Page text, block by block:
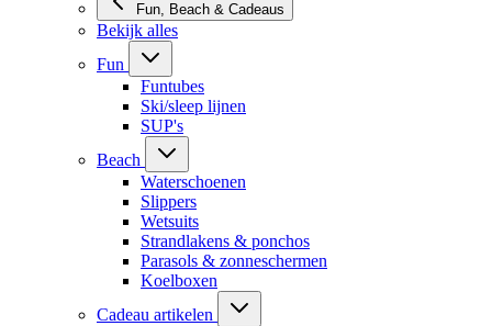
Fun, Beach & Cadeaus
Bekijk alles
Fun
Funtubes
Ski/sleep lijnen
SUP's
Beach
Waterschoenen
Slippers
Wetsuits
Strandlakens & ponchos
Parasols & zonneschermen
Koelboxen
Cadeau artikelen